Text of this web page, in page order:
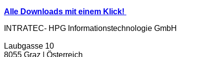
Alle Downloads mit einem Klick!
INTRATEC- HPG Informationstechnologie GmbH
Laubgasse 10
8055 Graz | Österreich